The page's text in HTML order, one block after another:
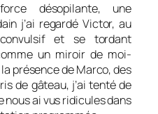
désopilante, une
j’ai regardé Victor, au
et se tordant
un miroir de moi-
présence de Marco, des
de gâteau, j’ai tenté de
nous ai vus ridicules dans